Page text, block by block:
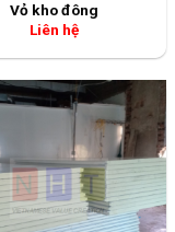
Vỏ kho đông
Liên hệ